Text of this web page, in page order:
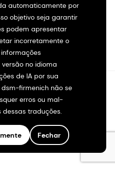
automaticamente por
objetivo seja garantir
podem apresentar
incorretamente o
no idioma
de IA por sua
firmenich não se
erros ou mal-
traduções.
Fechar
os direitos reservados.